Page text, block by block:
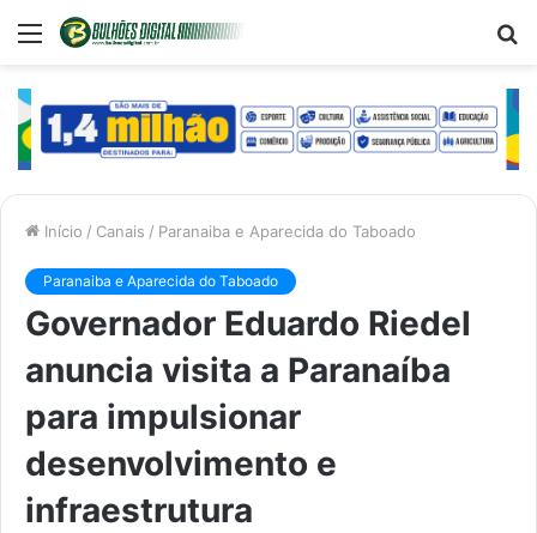
Menu
Início / Canais / Paranaiba e Aparecida do Taboado
Paranaiba e Aparecida do Taboado
Governador Eduardo Riedel
anuncia visita a Paranaíba
para impulsionar
desenvolvimento e
infraestrutura